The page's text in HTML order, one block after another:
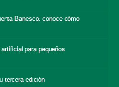
Banesco: conoce cómo
para pequeños
tercera edición